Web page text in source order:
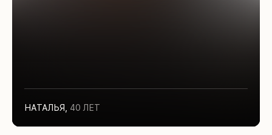
НАТАЛЬЯ, 40 ЛЕТ